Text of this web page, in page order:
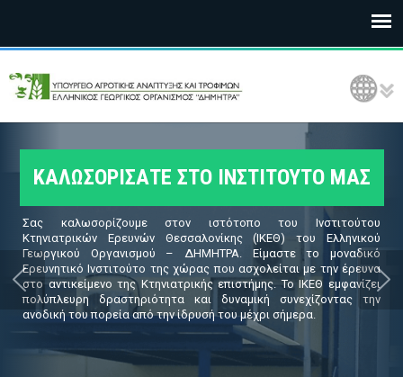
Ε
Λ
Γ
Δ
Η
Μ
Η
Language Selection
ΚΑΛΩΣΟΡΙΣΑΤΕ ΣΤΟ ΙΝΣΤΙΤΟΥΤΟ ΜΑΣ
Σας καλωσορίζουμε στον ιστότοπο του Ινστιτούτου
Κτηνιατρικών Ερευνών Θεσσαλονίκης (ΙΚΕΘ) του Ελληνικού
Γεωργικού Οργανισμού – ΔΗΜΗΤΡΑ. Είμαστε το μοναδικό
Ερευνητικό Ινστιτούτο της χώρας που ασχολείται με την έρευνα
στο αντικείμενο της Κτηνιατρικής επιστήμης. Το ΙΚΕΘ εμφανίζει
πολύπλευρη δραστηριότητα και δυναμική συνεχίζοντας την
ανοδική του πορεία από την ίδρυσή του μέχρι σήμερα.